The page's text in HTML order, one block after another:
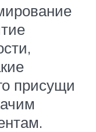
присущи